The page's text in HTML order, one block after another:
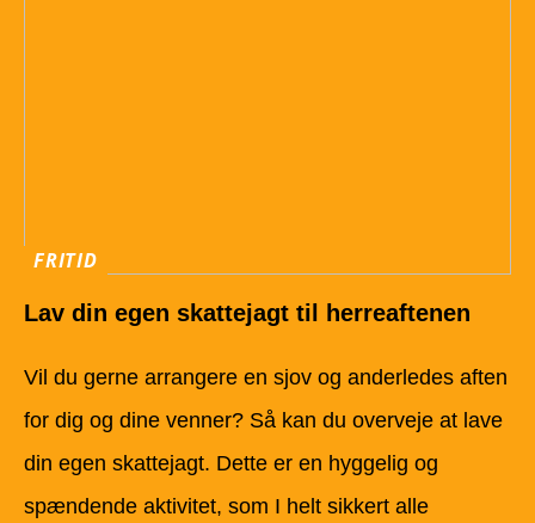
FRITID
Lav din egen skattejagt til herreaftenen
Vil du gerne arrangere en sjov og anderledes aften
for dig og dine venner? Så kan du overveje at lave
din egen skattejagt. Dette er en hyggelig og
spændende aktivitet, som I helt sikkert alle